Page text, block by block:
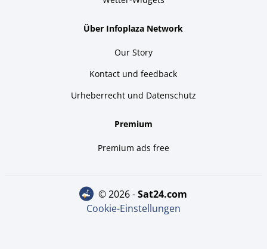
Über Infoplaza Network
Our Story
Kontact und feedback
Urheberrecht und Datenschutz
Premium
Premium ads free
© 2026 - sat24.com
Cookie-Einstellungen